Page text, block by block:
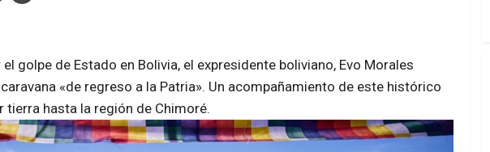
golpe de Estado en Bolivia, el expresidente boliviano, Evo Morales
«de regreso a la Patria». Un acompañamiento de este histórico
hasta la región de Chimoré.